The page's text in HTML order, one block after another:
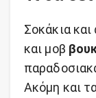
Σοκάκια
και μοβ
Ακόμη και